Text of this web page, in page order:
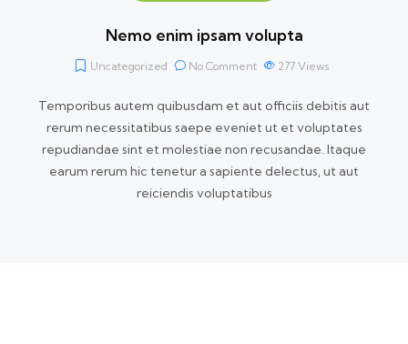
Nemo enim ipsam volupta
Uncategorized No Comment 277 Views
Temporibus autem quibusdam et aut officiis debitis aut
rerum necessitatibus saepe eveniet ut et voluptates
repudiandae sint et molestiae non recusandae. Itaque
earum rerum hic tenetur a sapiente delectus, ut aut
reiciendis voluptatibus